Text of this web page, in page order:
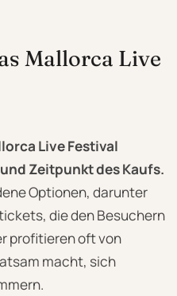
Mallorca Live
Live Festival
Zeitpunkt des Kaufs.
Optionen, darunter
die den Besuchern
profitieren oft von
macht, sich